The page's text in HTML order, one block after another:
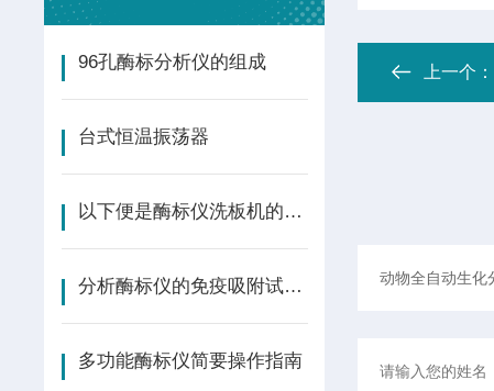
96孔酶标分析仪的组成
台式恒温振荡器
以下便是酶标仪洗板机的具体特点
分析酶标仪的免疫吸附试验原理
多功能酶标仪简要操作指南
上一个：